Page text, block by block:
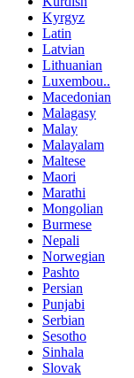
Kyrgyz
Latin
Latvian
Lithuanian
Luxembou..
Macedonian
Malagasy
Malay
Malayalam
Maltese
Maori
Marathi
Mongolian
Burmese
Nepali
Norwegian
Pashto
Persian
Punjabi
Serbian
Sesotho
Sinhala
Slovak